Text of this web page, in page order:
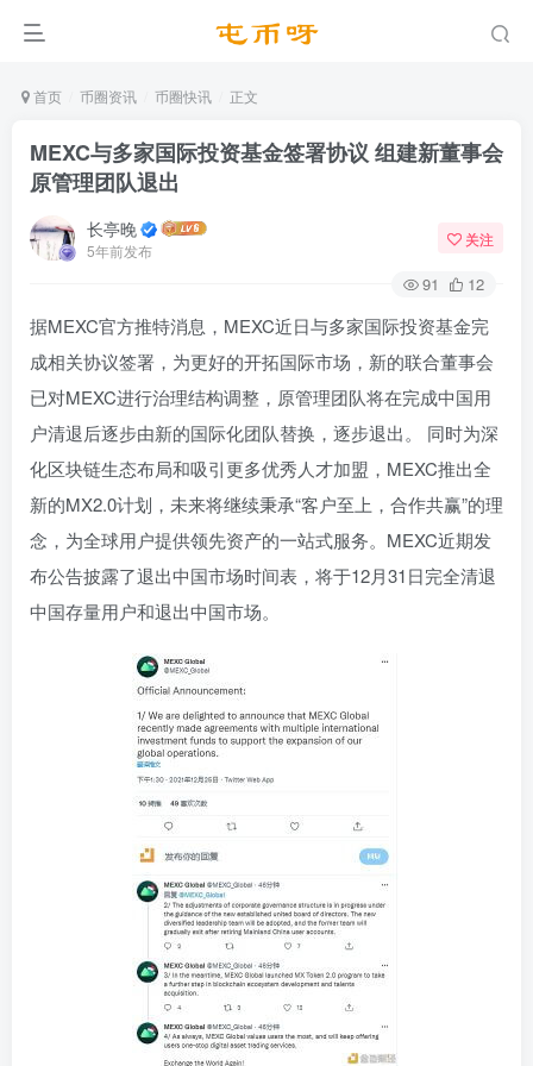
首页 币圈资讯 币圈快讯 正文
MEXC与多家国际投资基金签署协议 组建新董事会
原管理团队退出
长亭晚
5年前发布
关注
91 12
据MEXC官方推特消息，MEXC近日与多家国际投资基金完
成相关协议签署，为更好的开拓国际市场，新的联合董事会
已对MEXC进行治理结构调整，原管理团队将在完成中国用
户清退后逐步由新的国际化团队替换，逐步退出。 同时为深
化区块链生态布局和吸引更多优秀人才加盟，MEXC推出全
新的MX2.0计划，未来将继续秉承“客户至上，合作共赢”的理
念，为全球用户提供领先资产的一站式服务。MEXC近期发
布公告披露了退出中国市场时间表，将于12月31日完全清退
中国存量用户和退出中国市场。